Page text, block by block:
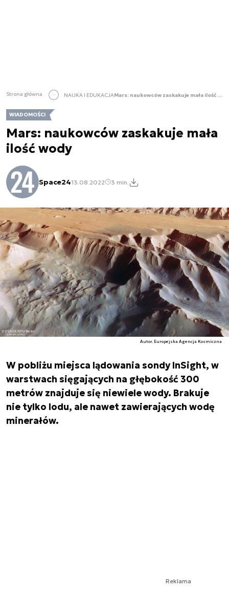
Strona główna NAUKA I EDUKACJA Mars: naukowców zaskakuje mała ilość wody
WIADOMOŚCI
Mars: naukowców zaskakuje mała
ilość wody
Space2413.08.2022 3 min.
Autor. Europejska Agencja Kosmiczna
W pobliżu miejsca lądowania sondy InSight, w
warstwach sięgających na głębokość 300
metrów znajduje się niewiele wody. Brakuje
nie tylko lodu, ale nawet zawierających wodę
minerałów.
Reklama